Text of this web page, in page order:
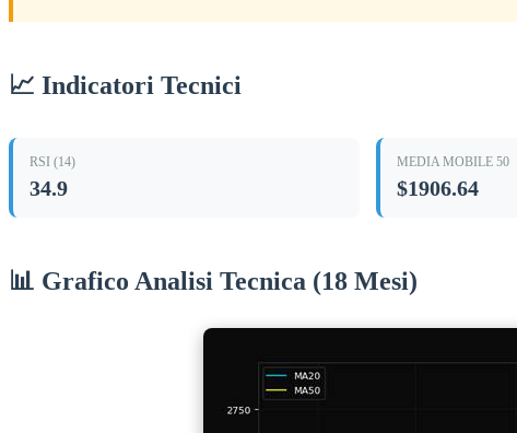
📈 Indicatori Tecnici
RSI (14)
34.9
MEDIA MOBILE 50
$1906.64
📊 Grafico Analisi Tecnica (18 Mesi)